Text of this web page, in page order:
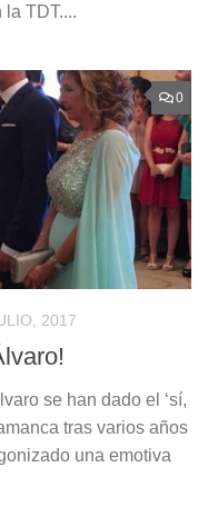
TDT....
0
2017
se han dado el ‘sí,
tras varios años
una emotiva